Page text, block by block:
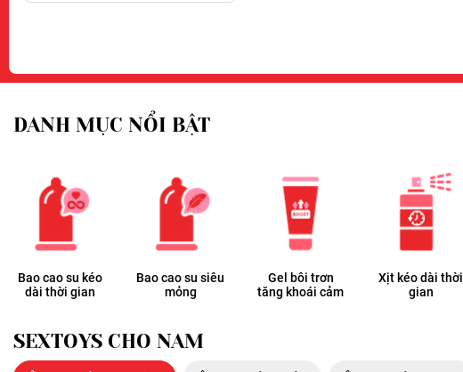
DANH MỤC NỔI BẬT
Bao cao su kéo
dài thời gian
Bao cao su siêu
mỏng
Gel bôi trơn
tăng khoái cảm
Xịt kéo dài thời
gian
SEXTOYS CHO NAM